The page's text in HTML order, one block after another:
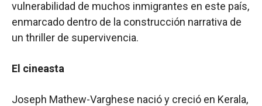
vulnerabilidad de muchos inmigrantes en este país,
enmarcado dentro de la construcción narrativa de
un thriller de supervivencia.
El cineasta
Joseph Mathew-Varghese nació y creció en Kerala,